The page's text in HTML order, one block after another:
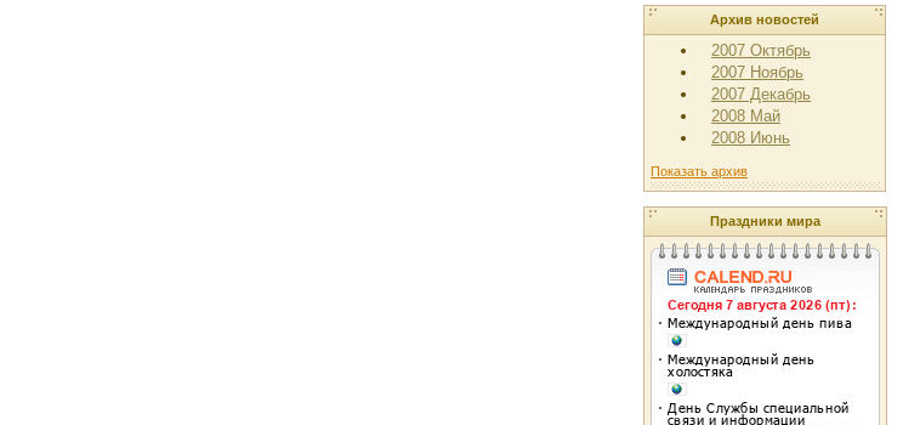
Архив новостей
2007 Октябрь
2007 Ноябрь
2007 Декабрь
2008 Май
2008 Июнь
Показать архив
Праздники мира